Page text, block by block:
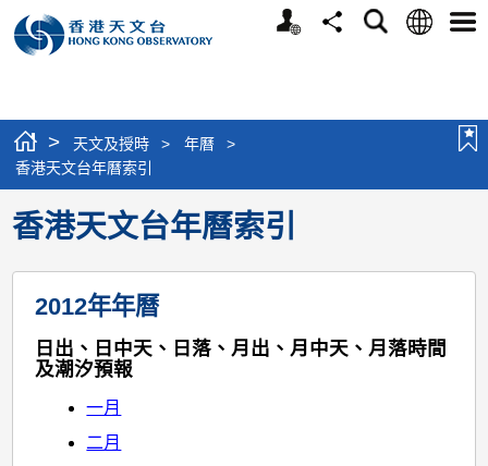
個
分
搜
語
選
> 天文及授時 > 年曆
>
香港天文台年曆索引
香港天文台年曆索引
2012年年曆
日出、日中天、日落、月出、月中天、月落時間
及潮汐預報
一月
二月